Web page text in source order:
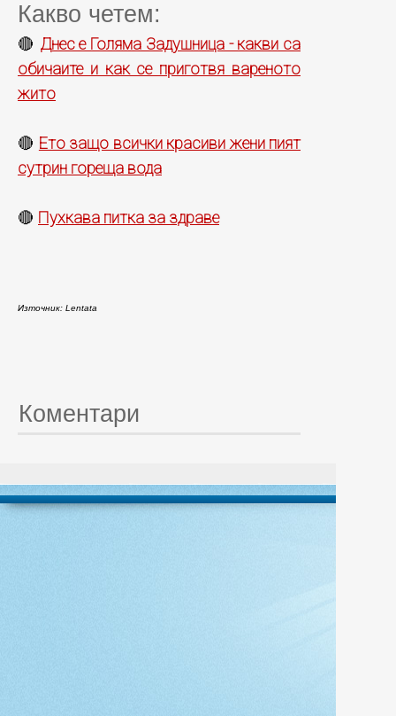
Какво четем:
🔴 Днес е Голяма Задушница - какви са
обичаите и как се приготвя вареното
жито
🔴 Ето защо всички красиви жени пият
сутрин гореща вода
🔴 Пухкава питка за здраве
Източник: Lentata
Коментари